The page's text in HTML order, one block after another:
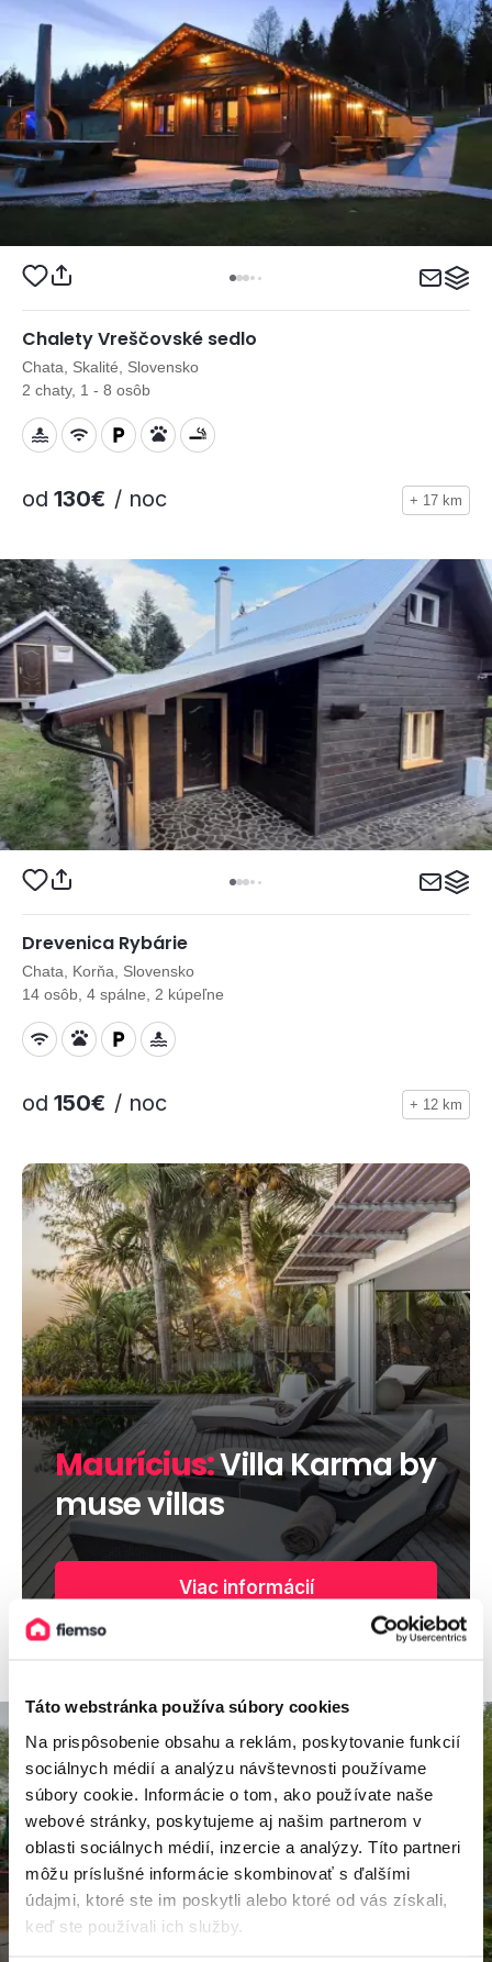
Táto webstránka používa súbory cookies
Na prispôsobenie obsahu a reklám, poskytovanie funkcií
sociálnych médií a analýzu návštevnosti používame
súbory cookie. Informácie o tom, ako používate naše
webové stránky, poskytujeme aj našim partnerom v
oblasti sociálnych médií, inzercie a analýzy. Títo partneri
môžu príslušné informácie skombinovať s ďalšími
údajmi, ktoré ste im poskytli alebo ktoré od vás získali,
keď ste používali ich služby.
Chalety Vreščovské sedlo
Chata, Skalité, Slovensko
2 chaty, 1 - 8 osôb
od 130€ / noc + 17 km
Drevenica Rybárie
Chata, Korňa, Slovensko
14 osôb, 4 spálne, 2 kúpeľne
od 150€ / noc + 12 km
Maurícius:Villa Karma by
muse villas
Viac informácií